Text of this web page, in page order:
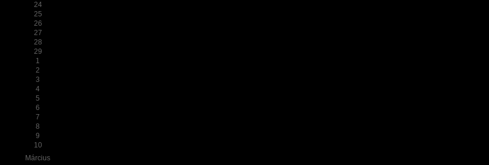
24
25
26
27
28
29
1
2
3
4
5
6
7
8
9
10
Március